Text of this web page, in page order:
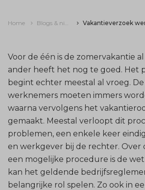
Home
Voor de één is de zomervakantie
ander heeft het nog te goed. Het
begint echter meestal al vroeg.
werknemers moeten immers
waarna vervolgens het
gemaakt. Meestal verloopt dit
problemen, een enkele keer
en werkgever bij de rechter. Over
een mogelijke procedure is de
kan het geldende
belangrijke rol spelen. Zo ook in